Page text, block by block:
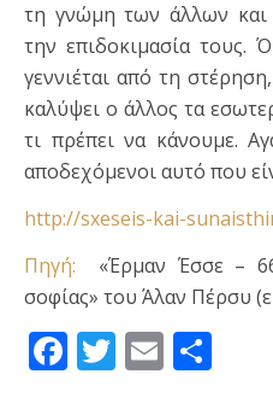
τη γνώμη των άλλων και
την επιδοκιμασία τους.
γεννιέται από τη
καλύψει ο άλλος τα
τι πρέπει να κάνουμε.
αποδεχόμενοι αυτό που
http://sxeseis-kai-
Πηγή: «Έρμαν Έσσε –
σοφίας» του Άλαν Πέρσυ
Facebook
Twitter
Email